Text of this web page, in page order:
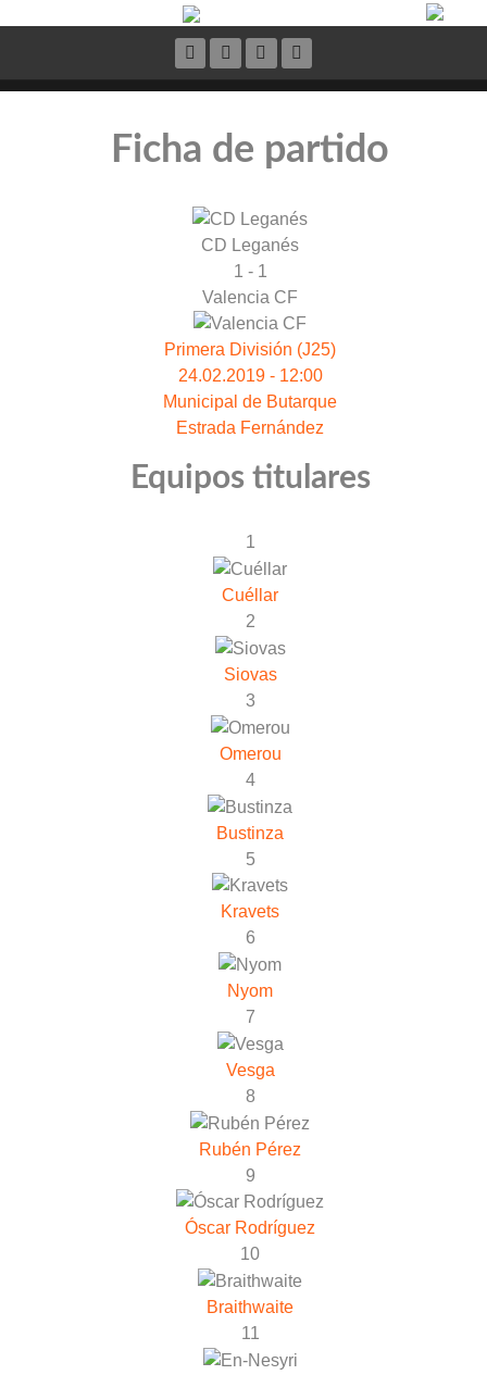
Ficha de partido
CD Leganés
1 - 1
Valencia CF
Primera División (J25)
24.02.2019 - 12:00
Municipal de Butarque
Estrada Fernández
Equipos titulares
1
Cuéllar
2
Siovas
3
Omerou
4
Bustinza
5
Kravets
6
Nyom
7
Vesga
8
Rubén Pérez
9
Óscar Rodríguez
10
Braithwaite
11